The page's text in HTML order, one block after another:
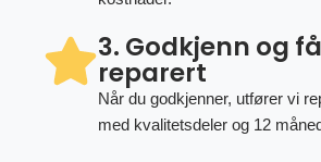
3. Godkjenn og
reparert
Når du godkjenner, utfører vi
med kvalitetsdeler og 12